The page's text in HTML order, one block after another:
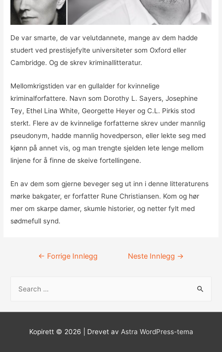
De var smarte, de var velutdannete, mange av dem hadde
studert ved prestisjefylte universiteter som Oxford eller
Cambridge. Og de skrev kriminallitteratur.
Mellomkrigstiden var en gullalder for kvinnelige
kriminalforfattere. Navn som Dorothy L. Sayers, Josephine
Tey, Ethel Lina White, Georgette Heyer og C.L. Pirkis stod
sterkt. Flere av de kvinnelige forfatterne skrev under mannlig
pseudonym, hadde mannlig hovedperson, eller lekte seg med
kjønn på annet vis, og man trengte sjelden lete lenge mellom
linjene for å finne de skeive fortellingene.
En av dem som gjerne beveger seg ut inn i denne litteraturens
mørke bakgater, er forfatter Rune Christiansen. Kom og hør
mer om skarpe damer, skumle historier, og netter fylt med
sødmefull synd.
Innleggsnavigasjon
← Forrige Innlegg Neste Innlegg →
Kopirett © 2026 | Drevet av Astra WordPress-tema